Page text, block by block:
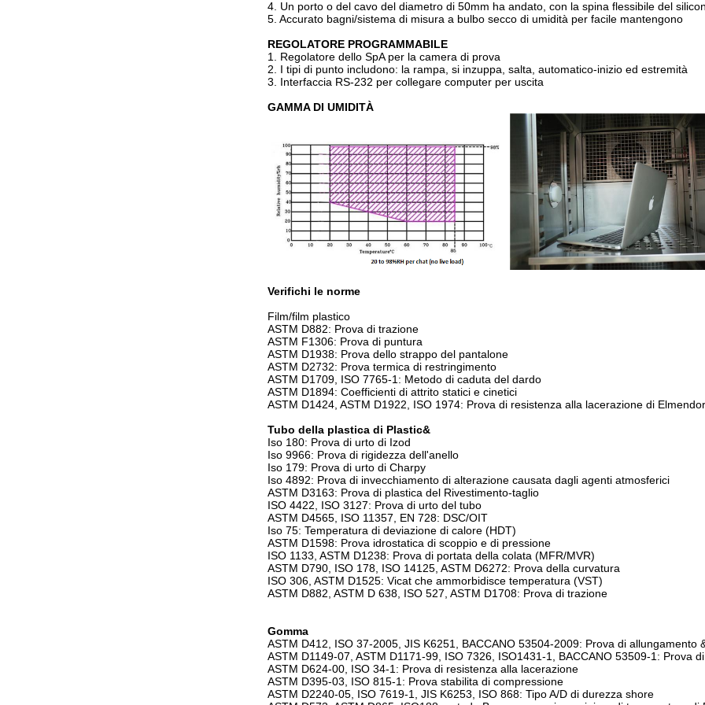
4. Un porto o del cavo del diametro di 50mm ha andato, con la spina flessibile del
5. Accurato bagni/sistema di misura a bulbo secco di umidità per facile mantengono
REGOLATORE PROGRAMMABILE
1. Regolatore dello SpA per la camera di prova
2. I tipi di punto includono: la rampa, si inzuppa, salta, automatico-inizio ed estremità
3. Interfaccia RS-232 per collegare computer per uscita
GAMMA DI UMIDITÀ
Verifichi le norme
Film/film plastico
ASTM D882: Prova di trazione
ASTM F1306: Prova di puntura
ASTM D1938: Prova dello strappo del pantalone
ASTM D2732: Prova termica di restringimento
ASTM D1709, ISO 7765-1: Metodo di caduta del dardo
ASTM D1894: Coefficienti di attrito statici e cinetici
ASTM D1424, ASTM D1922, ISO 1974: Prova di resistenza alla lacerazione di
Tubo della plastica di Plastic&
Iso 180: Prova di urto di Izod
Iso 9966: Prova di rigidezza dell'anello
Iso 179: Prova di urto di Charpy
Iso 4892: Prova di invecchiamento di alterazione causata dagli agenti atmosferici
ASTM D3163: Prova di plastica del Rivestimento-taglio
ISO 4422, ISO 3127: Prova di urto del tubo
ASTM D4565, ISO 11357, EN 728: DSC/OIT
Iso 75: Temperatura di deviazione di calore (HDT)
ASTM D1598: Prova idrostatica di scoppio e di pressione
ISO 1133, ASTM D1238: Prova di portata della colata (MFR/MVR)
ASTM D790, ISO 178, ISO 14125, ASTM D6272: Prova della curvatura
ISO 306, ASTM D1525: Vicat che ammorbidisce temperatura (VST)
ASTM D882, ASTM D 638, ISO 527, ASTM D1708: Prova di trazione
Gomma
ASTM D412, ISO 37-2005, JIS K6251, BACCANO 53504-2009: Prova di allungamento
ASTM D1149-07, ASTM D1171-99, ISO 7326, ISO1431-1, BACCANO 53509-1: Prova
ASTM D624-00, ISO 34-1: Prova di resistenza alla lacerazione
ASTM D395-03, ISO 815-1: Prova stabilita di compressione
ASTM D2240-05, ISO 7619-1, JIS K6253, ISO 868: Tipo A/D di durezza shore